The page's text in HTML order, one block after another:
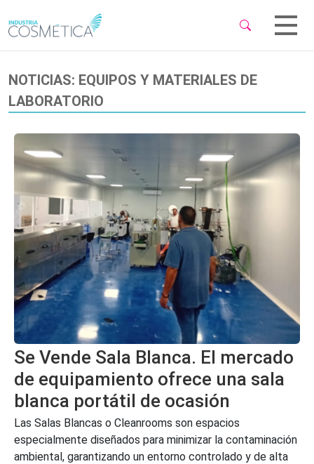
Menu
NOTICIAS: EQUIPOS Y MATERIALES DE
LABORATORIO
Se Vende Sala Blanca. El mercado
de equipamiento ofrece una sala
blanca portátil de ocasión
Las Salas Blancas o Cleanrooms son espacios
especialmente diseñados para minimizar la contaminación
ambiental, garantizando un entorno controlado y de alta